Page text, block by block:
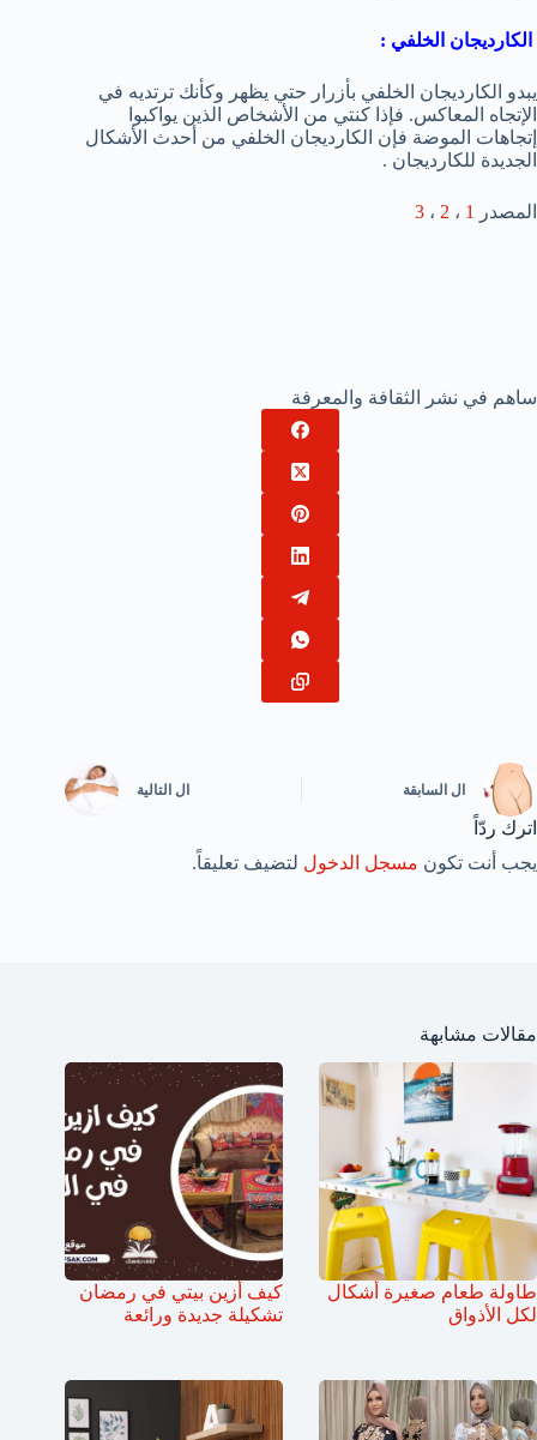
الكارديجان الخلفي :
يبدو الكارديجان الخلفي بأزرار حتي يظهر وكأنك ترتديه في
الإتجاه المعاكس. فإذا كنتي من الأشخاص الذين يواكبوا
إتجاهات الموضة فإن الكارديجان الخلفي من أحدث الأشكال
الجديدة للكارديجان .
المصدر 1 ، 2 ، 3
ساهم في نشر الثقافة والمعرفة
ال السابقة ال التالية
اترك ردّاً
يجب أنت تكون مسجل الدخول لتضيف تعليقاً.
مقالات مشابهة
طاولة طعام صغيرة أشكال
لكل الأذواق
كيف أزين بيتي في رمضان
تشكيلة جديدة ورائعة